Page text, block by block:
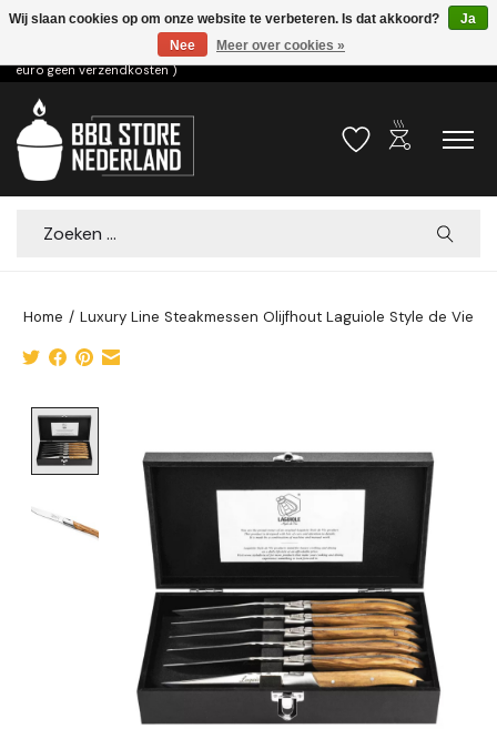
Voor 15.00u besteld dezelfde dag verzonden! ( 6,95 verzendkosten, vanaf 75
euro geen verzendkosten )
Verlanglijst
outdoor_grill
Zoeken
Home / Luxury Line Steakmessen Olijfhout Laguiole Style de Vie
Wij slaan cookies op om onze website te verbeteren. Is dat akkoord?
Ja
Nee
Meer over cookies »